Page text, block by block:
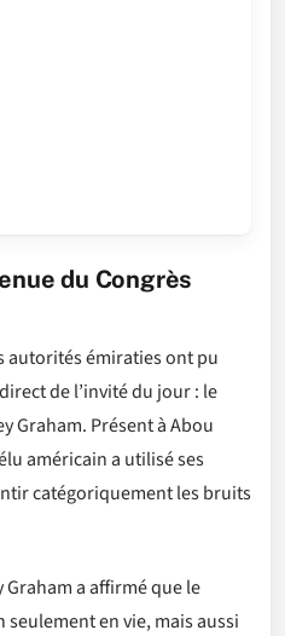
du Congrès
autorités émiraties ont pu
de l’invité du jour : le
Graham. Présent à Abou
américain a utilisé ses
catégoriquement les bruits
a affirmé que le
en vie, mais aussi